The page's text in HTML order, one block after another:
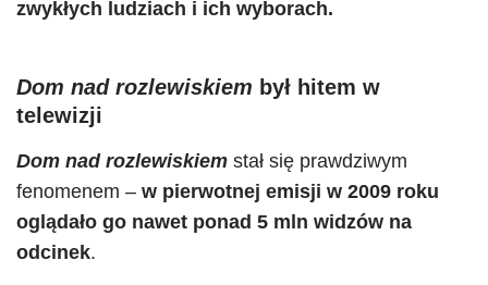
zwykłych ludziach i ich wyborach.
Dom nad rozlewiskiem był hitem w
telewizji
Dom nad rozlewiskiem stał się prawdziwym
fenomenem – w pierwotnej emisji w 2009 roku
oglądało go nawet ponad 5 mln widzów na
odcinek.